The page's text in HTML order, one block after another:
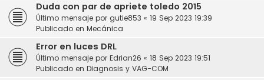
Duda con par de apriete toledo 2015
Último mensaje por gutie853 « 19 Sep 2023 19:39
Publicado en Mecánica
Error en luces DRL
Último mensaje por Edrian26 « 18 Sep 2023 19:51
Publicado en Diagnosis y VAG-COM